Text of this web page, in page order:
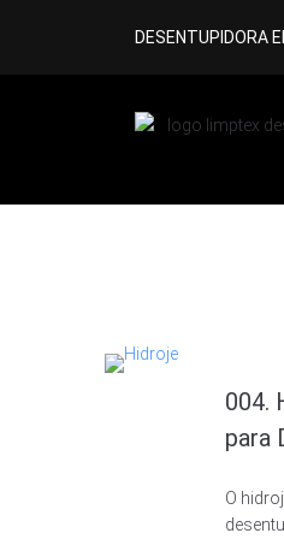
DESENTUPIDORA
004.
para
O